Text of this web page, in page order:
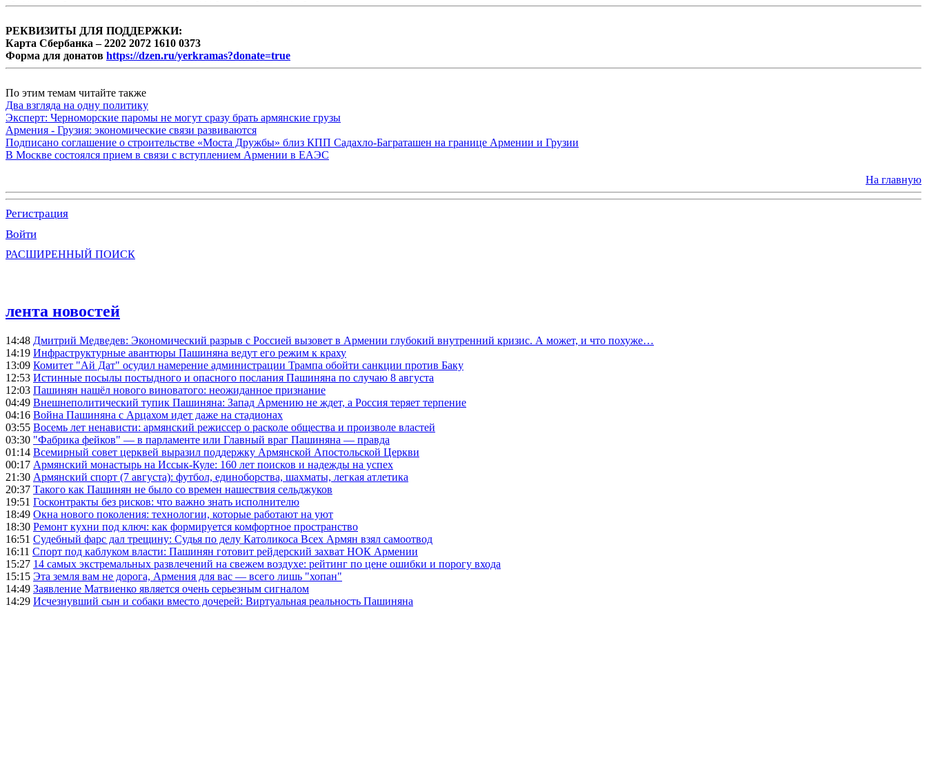
РЕКВИЗИТЫ ДЛЯ ПОДДЕРЖКИ:
Карта Сбербанка – 2202 2072 1610 0373
Форма для донатов https://dzen.ru/yerkramas?donate=true
По этим темам читайте также
Два взгляда на одну политику
Эксперт: Черноморские паромы не могут сразу брать армянские грузы
Армения - Грузия: экономические связи развиваются
Подписано соглашение о строительстве «Моста Дружбы» близ КПП Садахло-Баграташен на границе Армении и Грузии
В Москве состоялся прием в связи с вступлением Армении в ЕАЭС
На главную
Регистрация
Войти
РАСШИРЕННЫЙ ПОИСК
лента новостей
14:48 Дмитрий Медведев: Экономический разрыв с Россией вызовет в Армении глубокий внутренний кризис. А может, и что похуже…
14:19 Инфраструктурные авантюры Пашиняна ведут его режим к краху
13:09 Комитет "Ай Дат" осудил намерение администрации Трампа обойти санкции против Баку
12:53 Истинные посылы постыдного и опасного послания Пашиняна по случаю 8 августа
12:03 Пашинян нашёл нового виноватого: неожиданное признание
04:49 Внешнеполитический тупик Пашиняна: Запад Армению не ждет, а Россия теряет терпение
04:16 Война Пашиняна с Арцахом идет даже на стадионах
03:55 Восемь лет ненависти: армянский режиссер о расколе общества и произволе властей
03:30 "Фабрика фейков" — в парламенте или Главный враг Пашиняна — правда
01:14 Всемирный совет церквей выразил поддержку Армянской Апостольской Церкви
00:17 Армянский монастырь на Иссык-Куле: 160 лет поисков и надежды на успех
21:30 Армянский спорт (7 августа): футбол, единоборства, шахматы, легкая атлетика
20:37 Такого как Пашинян не было со времен нашествия сельджуков
19:51 Госконтракты без рисков: что важно знать исполнителю
18:49 Окна нового поколения: технологии, которые работают на уют
18:30 Ремонт кухни под ключ: как формируется комфортное пространство
16:51 Судебный фарс дал трещину: Судья по делу Католикоса Всех Армян взял самоотвод
16:11 Спорт под каблуком власти: Пашинян готовит рейдерский захват НОК Армении
15:27 14 самых экстремальных развлечений на свежем воздухе: рейтинг по цене ошибки и порогу входа
15:15 Эта земля вам не дорога, Армения для вас — всего лишь "хопан"
14:49 Заявление Матвиенко является очень серьезным сигналом
14:29 Исчезнувший сын и собаки вместо дочерей: Виртуальная реальность Пашиняна